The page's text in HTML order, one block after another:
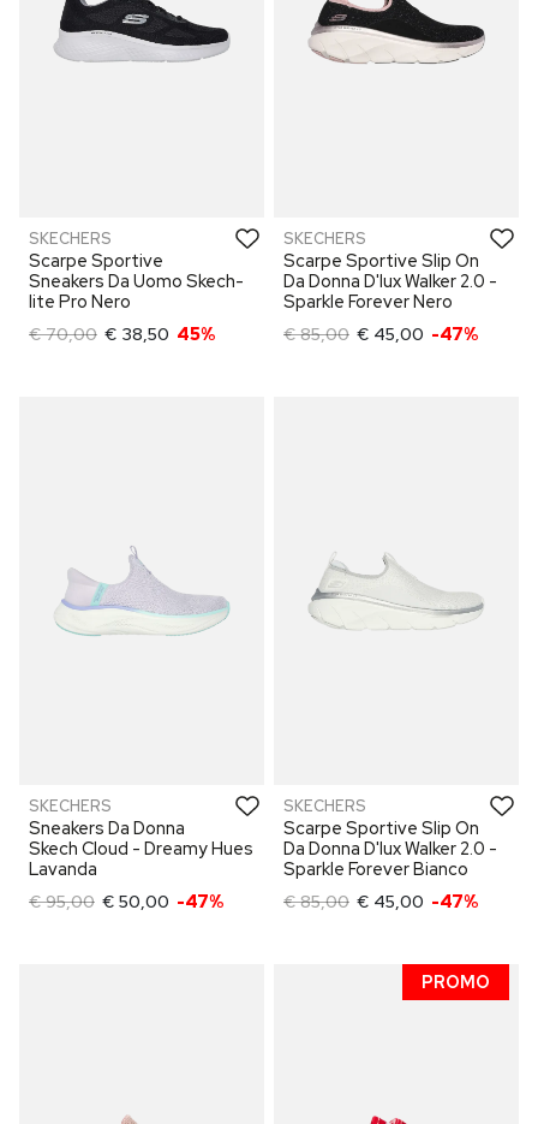
SKECHERS
Scarpe Sportive
Sneakers Da Uomo Skech-
lite Pro Nero
€ 70,00 € 38,50 45%
SKECHERS
Scarpe Sportive Slip On
Da Donna D'lux Walker 2.0 -
Sparkle Forever Nero
€ 85,00 € 45,00 -47%
SKECHERS
Sneakers Da Donna
Skech Cloud - Dreamy Hues
Lavanda
€ 95,00 € 50,00 -47%
SKECHERS
Scarpe Sportive Slip On
Da Donna D'lux Walker 2.0 -
Sparkle Forever Bianco
€ 85,00 € 45,00 -47%
PROMO